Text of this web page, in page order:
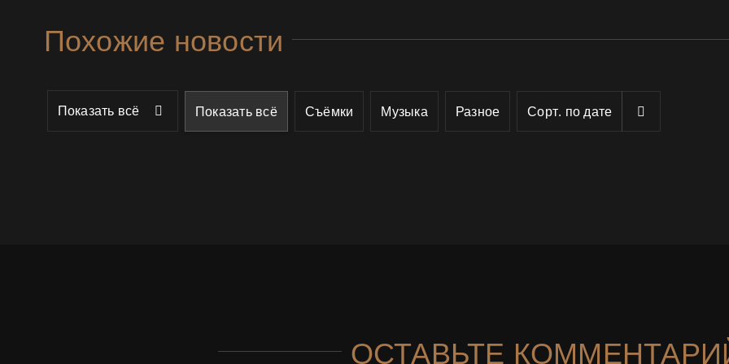
Похожие новости
Показать всё Показать всё Съёмки Музыка Разное Сорт. подате
ОСТАВЬТЕ